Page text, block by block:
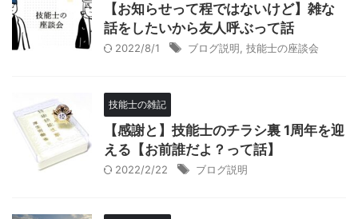
【お知らせって程ではないけど】雑な
話をしたいから友人呼ぶって話
2022/8/1 ブログ説明 技能士の座談会
技能士の雑記
【感謝と】技能士のチラシ裏 1周年を迎
える【お前誰だよ？って話】
2022/2/22 ブログ説明